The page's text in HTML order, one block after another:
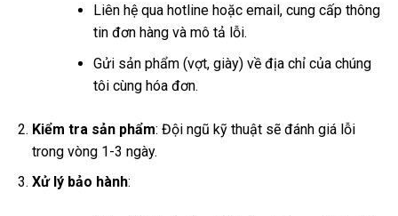
Liên hệ qua hotline hoặc email, cung cấp thông
tin đơn hàng và mô tả lỗi.
Gửi sản phẩm (vợt, giày) về địa chỉ của chúng
tôi cùng hóa đơn.
Kiểm tra sản phẩm: Đội ngũ kỹ thuật sẽ đánh giá lỗi
trong vòng 1-3 ngày.
Xử lý bảo hành: